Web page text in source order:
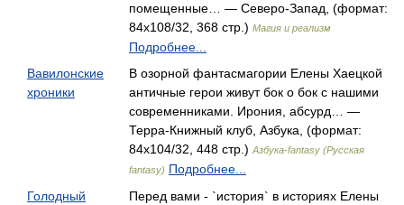
помещенные… — Северо-Запад, (формат:
84x108/32, 368 стр.) Магия и реализм
Подробнее...
Вавилонские
хроники
В озорной фантасмагории Елены Хаецкой
античные герои живут бок о бок с нашими
современниками. Ирония, абсурд… —
Терра-Книжный клуб, Азбука, (формат:
84x104/32, 448 стр.) Азбука-fantasy (Русская
fantasy) Подробнее...
Голодный
Перед вами - `история` в историях Елены